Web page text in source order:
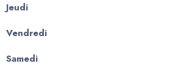
Jeudi
Vendredi
Samedi